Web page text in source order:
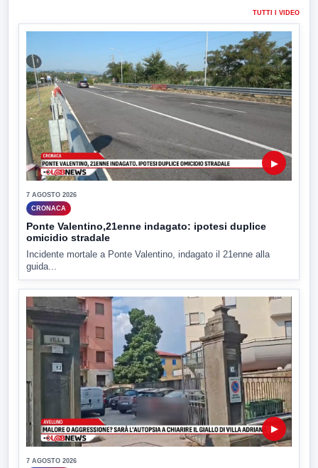
TUTTI I VIDEO
▶
7 AGOSTO 2026
CRONACA
Ponte Valentino,21enne indagato: ipotesi duplice
omicidio stradale
Incidente mortale a Ponte Valentino, indagato il 21enne alla
guida...
▶
7 AGOSTO 2026